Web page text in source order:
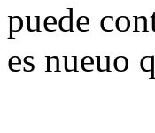
puede
es nueuo